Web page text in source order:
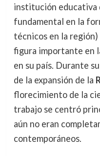
institución educativa
fundamental en la
técnicos en la
figura importante en
en su país. Durante
de la expansión de la
florecimiento de la
trabajo se centró
aún no eran
contemporáneos.